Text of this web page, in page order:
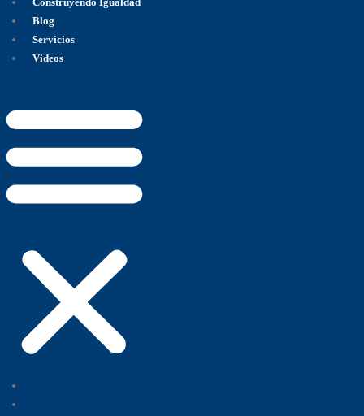
Blog
Servicios
Videos